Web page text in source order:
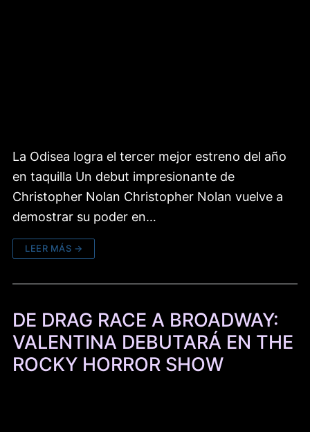
La Odisea logra el tercer mejor estreno del año
en taquilla Un debut impresionante de
Christopher Nolan Christopher Nolan vuelve a
demostrar su poder en…
LEER MÁS →
DE DRAG RACE A BROADWAY:
VALENTINA DEBUTARÁ EN THE
ROCKY HORROR SHOW